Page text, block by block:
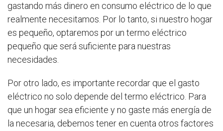
gastando más dinero en consumo eléctrico de lo que
realmente necesitamos. Por lo tanto, si nuestro hogar
es pequeño, optaremos por un termo eléctrico
pequeño que será suficiente para nuestras
necesidades.
Por otro lado, es importante recordar que el gasto
eléctrico no solo depende del termo eléctrico. Para
que un hogar sea eficiente y no gaste más energía de
la necesaria, debemos tener en cuenta otros factores